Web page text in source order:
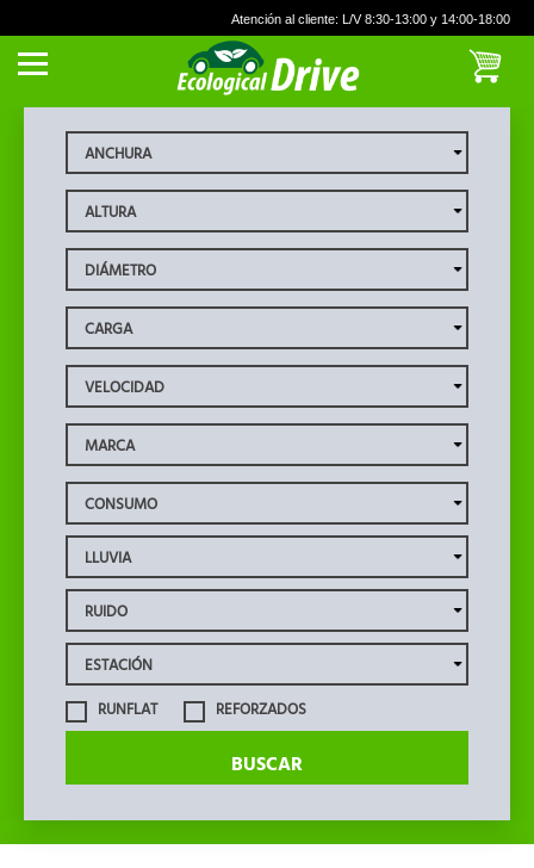
RUNFLAT REFORZADOS
BUSCAR
Atención al cliente: L/V 8:30-13:00 y 14:00-18:00